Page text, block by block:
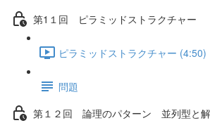
第1１回 ピラミッドストラクチャー
ピラミッドストラクチャー (4:50)
問題
第１２回 論理のパターン 並列型と